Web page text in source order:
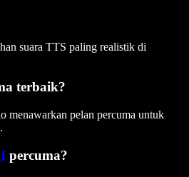
suara TTS paling realistik di
terbaik?
menawarkan pelan percuma untuk
.
percuma?